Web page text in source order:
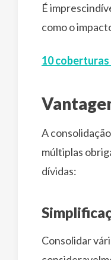
É
como o
10 coberturas
A
múltiplas
dívidas:
Consolidar